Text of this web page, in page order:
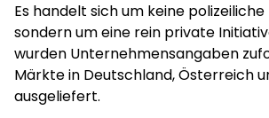
Es handelt sich um keine
sondern um eine rein private
wurden Unternehmensangaben
Märkte in Deutschland, Österreich
ausgeliefert.